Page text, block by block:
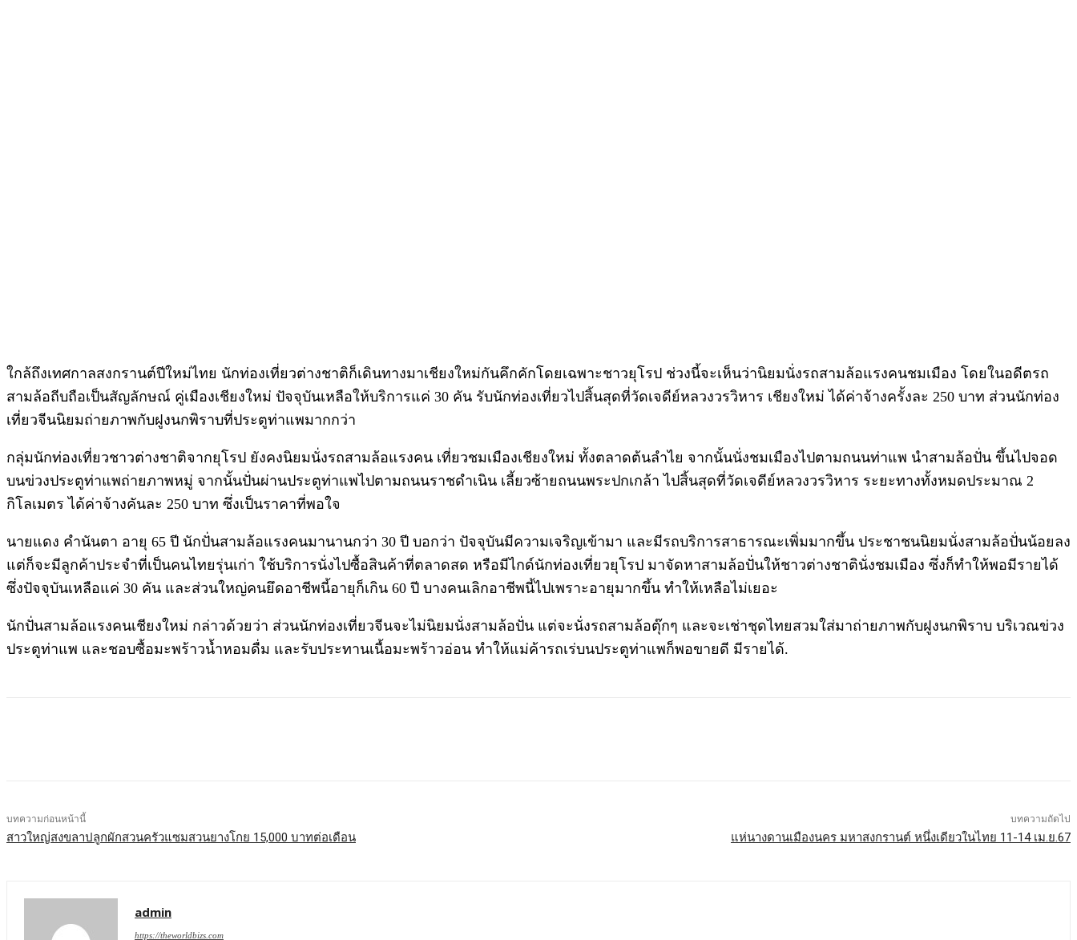
ใกล้ถึงเทศกาลสงกรานต์ปีใหม่ไทย นักท่องเที่ยวต่างชาติก็เดินทางมาเชียงใหม่กันคึกคักโดยเฉพาะชาวยุโรป ช่วงนี้จะเห็นว่านิยมนั่งรถสามล้อแรงคนชมเมือง โดยในอดีตรถ
สามล้อถีบถือเป็นสัญลักษณ์ คู่เมืองเชียงใหม่ ปัจจุบันเหลือให้บริการแค่ 30 คัน รับนักท่องเที่ยวไปสิ้นสุดที่วัดเจดีย์หลวงวรวิหาร เชียงใหม่ ได้ค่าจ้างครั้งละ 250 บาท ส่วนนักท่อง
เที่ยวจีนนิยมถ่ายภาพกับฝูงนกพิราบที่ประตูท่าแพมากกว่า
กลุ่มนักท่องเที่ยวชาวต่างชาติจากยุโรป ยังคงนิยมนั่งรถสามล้อแรงคน เที่ยวชมเมืองเชียงใหม่ ทั้งตลาดต้นลำไย จากนั้นนั่งชมเมืองไปตามถนนท่าแพ นำสามล้อปั่น ขึ้นไปจอด
บนข่วงประตูท่าแพถ่ายภาพหมู่ จากนั้นปั่นผ่านประตูท่าแพไปตามถนนราชดำเนิน เลี้ยวซ้ายถนนพระปกเกล้า ไปสิ้นสุดที่วัดเจดีย์หลวงวรวิหาร ระยะทางทั้งหมดประมาณ 2
กิโลเมตร ได้ค่าจ้างคันละ 250 บาท ซึ่งเป็นราคาที่พอใจ
นายแดง คำนันตา อายุ 65 ปี นักปั่นสามล้อแรงคนมานานกว่า 30 ปี บอกว่า ปัจจุบันมีความเจริญเข้ามา และมีรถบริการสาธารณะเพิ่มมากขึ้น ประชาชนนิยมนั่งสามล้อปั่นน้อยลง
แต่ก็จะมีลูกค้าประจำที่เป็นคนไทยรุ่นเก่า ใช้บริการนั่งไปซื้อสินค้าที่ตลาดสด หรือมีไกด์นักท่องเที่ยวยุโรป มาจัดหาสามล้อปั่นให้ชาวต่างชาตินั่งชมเมือง ซึ่งก็ทำให้พอมีรายได้
ซึ่งปัจจุบันเหลือแค่ 30 คัน และส่วนใหญ่คนยึดอาชีพนี้อายุก็เกิน 60 ปี บางคนเลิกอาชีพนี้ไปเพราะอายุมากขึ้น ทำให้เหลือไม่เยอะ
นักปั่นสามล้อแรงคนเชียงใหม่ กล่าวด้วยว่า ส่วนนักท่องเที่ยวจีนจะไม่นิยมนั่งสามล้อปั่น แต่จะนั่งรถสามล้อตุ๊กๆ และจะเช่าชุดไทยสวมใส่มาถ่ายภาพกับฝูงนกพิราบ บริเวณข่วง
ประตูท่าแพ และชอบซื้อมะพร้าวน้ำหอมดื่ม และรับประทานเนื้อมะพร้าวอ่อน ทำให้แม่ค้ารถเร่บนประตูท่าแพก็พอขายดี มีรายได้.
บทความก่อนหน้านี้
สาวใหญ่สงขลาปลูกผักสวนครัวแซมสวนยางโกย 15,000 บาทต่อเดือน
บทความถัดไป
แห่นางดานเมืองนคร มหาสงกรานต์ หนึ่งเดียวในไทย 11-14 เม.ย.67
admin
https://theworldbizs.com